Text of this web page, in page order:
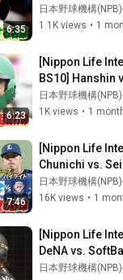
6:35
In-Depth Data
日本野球機構
1.1K views • 1
6:23
[Nippon Life
BS10] Hanshin
Deep Dive with
日本野球機構
1K views • 1
7:46
[Nippon Life
Chunichi vs.
Dive with Data!
日本野球機構
16K views • 1
[Nippon Life
DeNA vs.
Dive with Data!
日本野球機構